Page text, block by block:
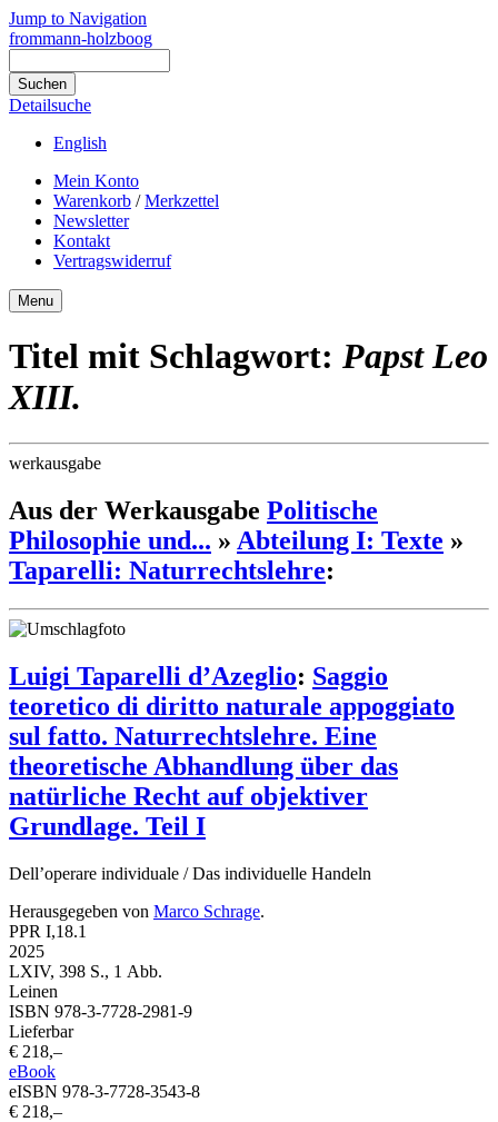
Jump to Navigation
frommann-holzboog
Detailsuche
English
Mein Konto
Warenkorb /Merkzettel
Newsletter
Kontakt
Vertragswiderruf
Menu
Titel mit Schlagwort: Papst Leo
XIII.
werkausgabe
Aus der Werkausgabe Politische
Philosophie und... » Abteilung I: Texte »
Taparelli: Naturrechtslehre:
Luigi Taparelli d’Azeglio: Saggio
teoretico di diritto naturale appoggiato
sul fatto. Naturrechtslehre. Eine
theoretische Abhandlung über das
natürliche Recht auf objektiver
Grundlage. Teil I
Dell’operare individuale / Das individuelle Handeln
Herausgegeben von Marco Schrage.
PPR I,18.1
2025
LXIV, 398 S., 1 Abb.
Leinen
ISBN 978-3-7728-2981-9
Lieferbar
€ 218,–
eBook
eISBN 978-3-7728-3543-8
€ 218,–